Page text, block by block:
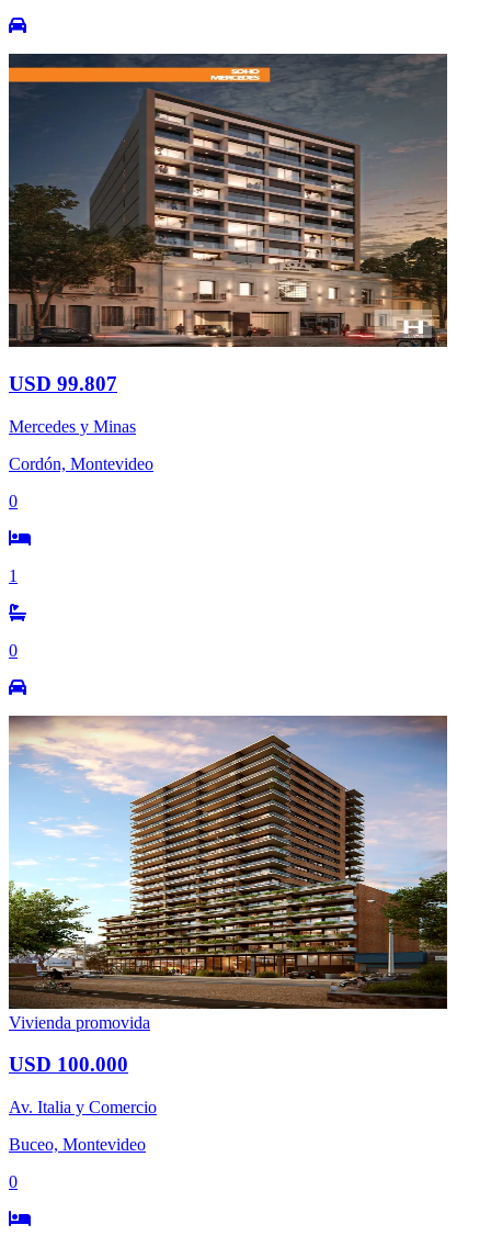
USD 99.807
Mercedes y Minas
Cordón, Montevideo
0
1
0
Vivienda promovida
USD 100.000
Av. Italia y Comercio
Buceo, Montevideo
0